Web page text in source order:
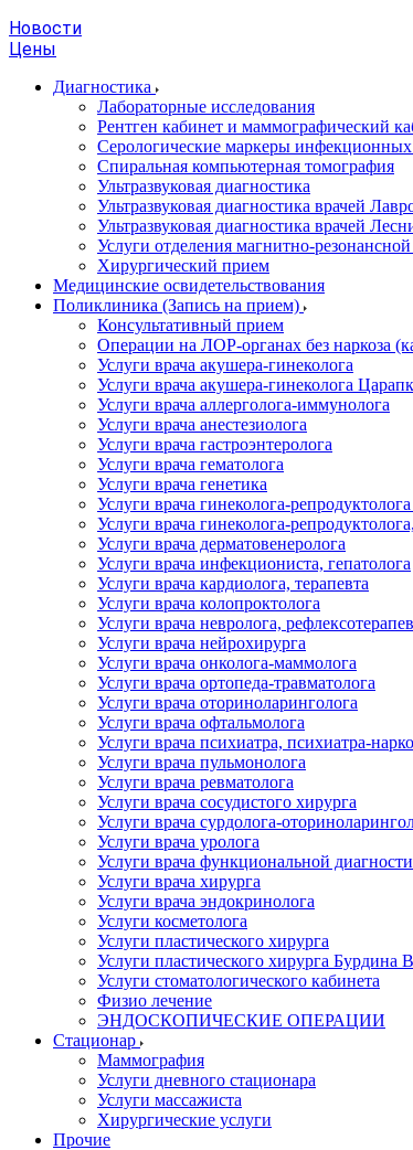
Новости
Цены
Диагностика
Лабораторные исследования
Рентген кабинет и маммографический
Серологические маркеры инфекционных
Спиральная компьютерная томография
Ультразвуковая диагностика
Ультразвуковая диагностика врачей
Ультразвуковая диагностика врачей
Услуги отделения магнитно-
Хирургический прием
Медицинские освидетельствования
Поликлиника (Запись на прием)
Консультативный прием
Операции на ЛОР-органах без наркоза
Услуги врача акушера-гинеколога
Услуги врача акушера-гинеколога
Услуги врача аллерголога-иммунолога
Услуги врача анестезиолога
Услуги врача гастроэнтеролога
Услуги врача гематолога
Услуги врача генетика
Услуги врача гинеколога-
Услуги врача гинеколога-
Услуги врача дерматовенеролога
Услуги врача инфекциониста, гепатолога
Услуги врача кардиолога, терапевта
Услуги врача колопроктолога
Услуги врача невролога,
Услуги врача нейрохирурга
Услуги врача онколога-маммолога
Услуги врача ортопеда-травматолога
Услуги врача оториноларинголога
Услуги врача офтальмолога
Услуги врача психиатра, психиатра-
Услуги врача пульмонолога
Услуги врача ревматолога
Услуги врача сосудистого хирурга
Услуги врача сурдолога-
Услуги врача уролога
Услуги врача функциональной
Услуги врача хирурга
Услуги врача эндокринолога
Услуги косметолога
Услуги пластического хирурга
Услуги пластического хирурга Бурдина
Услуги стоматологического кабинета
Физио лечение
ЭНДОСКОПИЧЕСКИЕ ОПЕРАЦИИ
Стационар
Маммография
Услуги дневного стационара
Услуги массажиста
Хирургические услуги
Прочие